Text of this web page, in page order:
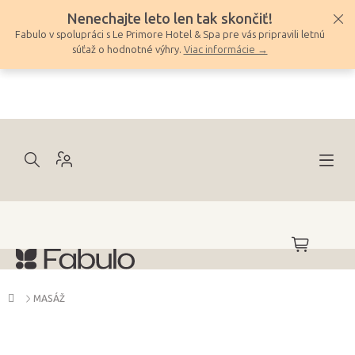
obsah
Nenechajte leto len tak skončiť!
Fabulo v spolupráci s Le Primore Hotel & Spa pre vás pripravili letnú
súťaž o hodnotné výhry. Viac informácie →
NÁKUPNÝ
KOŠÍK
Domov
MASÁŽ